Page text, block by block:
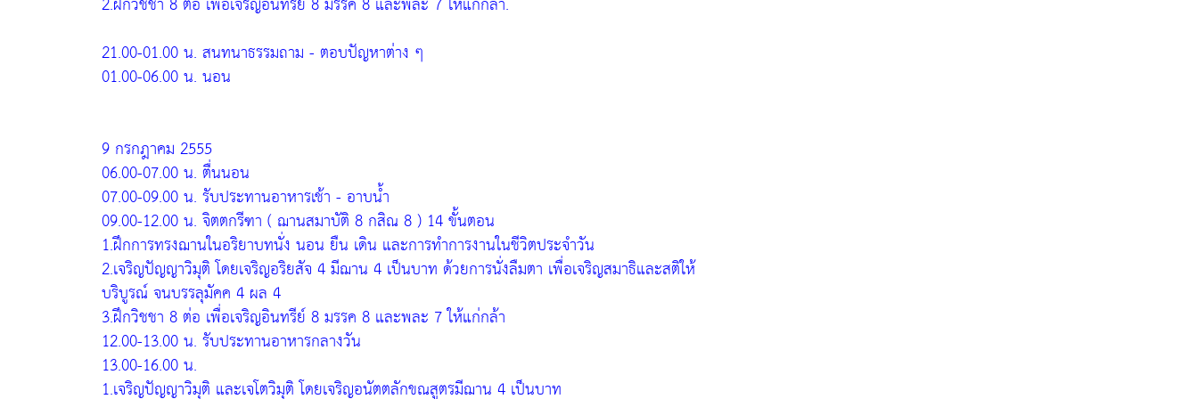
21.00-01.00 น. สนทนาธรรมถาม - ตอบปัญหาต่าง ๆ
01.00-06.00 น. นอน
9 กรกฎาคม 2555
06.00-07.00 น. ตื่นนอน
07.00-09.00 น. รับประทานอาหารเช้า - อาบน้ำ
09.00-12.00 น. จิตตกรีฑา ( ฌานสมาบัติ 8 กสิณ 8 ) 14 ขั้นตอน
1.ฝึกการทรงฌานในอริยาบทนั่ง นอน ยืน เดิน และการทำการงานในชีวิตประจำวัน
2.เจริญปัญญาวิมุติ โดยเจริญอริยสัจ 4 มีฌาน 4 เป็นบาท ด้วยการนั่งลืมตา เพื่อเจริญสมาธิและสติให้
บริบูรณ์ จนบรรลุมัคค 4 ผล 4
3.ฝึกวิชชา 8 ต่อ เพื่อเจริญอินทรีย์ 8 มรรค 8 และพละ 7 ให้แก่กล้า
12.00-13.00 น. รับประทานอาหารกลางวัน
13.00-16.00 น.
1.เจริญปัญญาวิมุติ และเจโตวิมุติ โดยเจริญอนัตตลักขณสูตรมีฌาน 4 เป็นบาท